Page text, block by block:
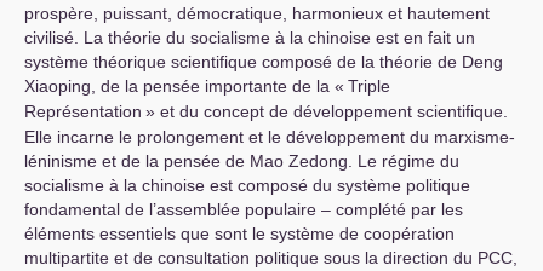
prospère, puissant, démocratique, harmonieux et hautement
civilisé. La théorie du socialisme à la chinoise est en fait un
système théorique scientifique composé de la théorie de Deng
Xiaoping, de la pensée importante de la « Triple
Représentation » et du concept de développement scientifique.
Elle incarne le prolongement et le développement du marxisme-
léninisme et de la pensée de Mao Zedong. Le régime du
socialisme à la chinoise est composé du système politique
fondamental de l’assemblée populaire – complété par les
éléments essentiels que sont le système de coopération
multipartite et de consultation politique sous la direction du PCC